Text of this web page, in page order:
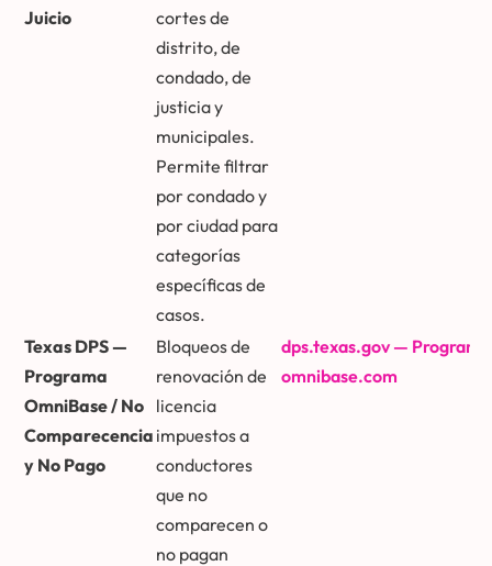
Juicio
cortes de
distrito, de
condado, de
justicia y
municipales.
Permite filtrar
por condado y
por ciudad para
categorías
específicas de
casos.
Texas DPS —
Programa
OmniBase / No
Comparecencia
y No Pago
Bloqueos de
renovación de
licencia
impuestos a
conductores
que no
comparecen o
no pagan
dps.texas.gov —
omnibase.com